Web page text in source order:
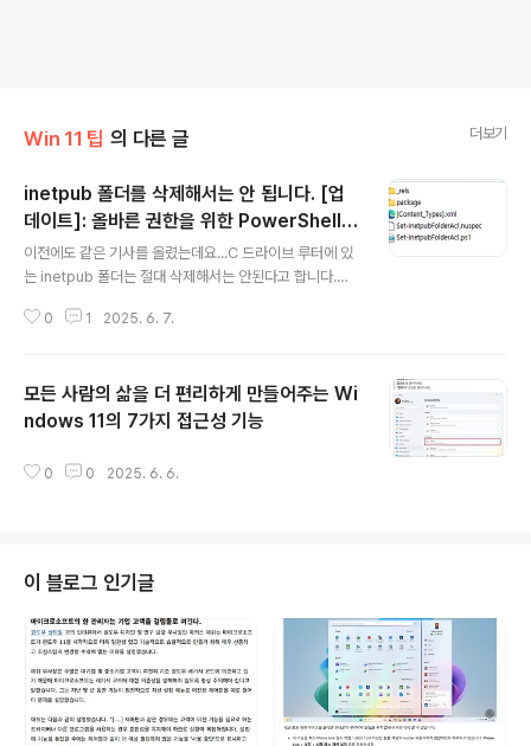
Win 11 팁 의 다른 글 더보기
inetpub 폴더를 삭제해서는 안 됩니다. [업
데이트]: 올바른 권한을 위한 PowerShell S
et-InetpubFolderAcl 스크립트
이전에도 같은 기사를 올렸는데요...C 드라이브 루터에 있
는 inetpub 폴더는 절대 삭제해서는 안된다고 합니다.폴
만...보안상 꼭 필요한 폴더이기 때문에 임의로 삭제해서는
로 실행하시면 됩니다.. https://www.powershellgalle
ry.com/packages/Set-InetpubFolderAcl/1.0 Inst
아래 처럼 스크립트 폴더가 생김... C:\Program` Files
0 1 2025. 6. 7.
모든 사람의 삶을 더 편리하게 만들어주는 Wi
ndows 11의 7가지 접근성 기능
0 0 2025. 6. 6.
이 블로그 인기글